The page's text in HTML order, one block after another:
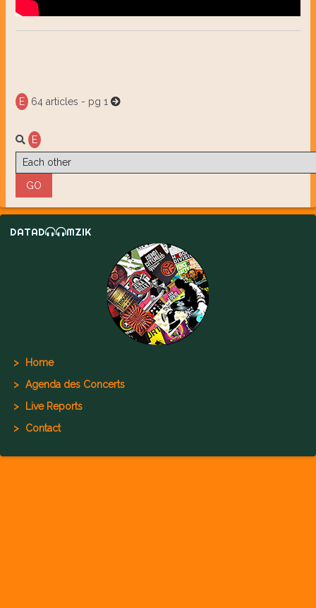
E 64 articles - pg 1
E
DATAD MZIK
Home
Agenda des Concerts
Live Reports
Contact